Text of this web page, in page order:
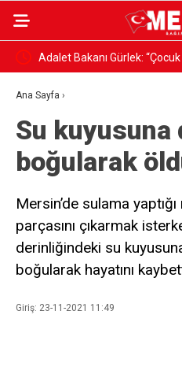
5 Adalet Bakanı Gürlek:
edilerek yasalaştı”
Ana Sayfa ›
Su kuyusuna
boğularak
Mersin’de sulama
parçasını çıkarmak
derinliğindeki su
boğularak hayatını
Giriş: 23-11-2021 11:49